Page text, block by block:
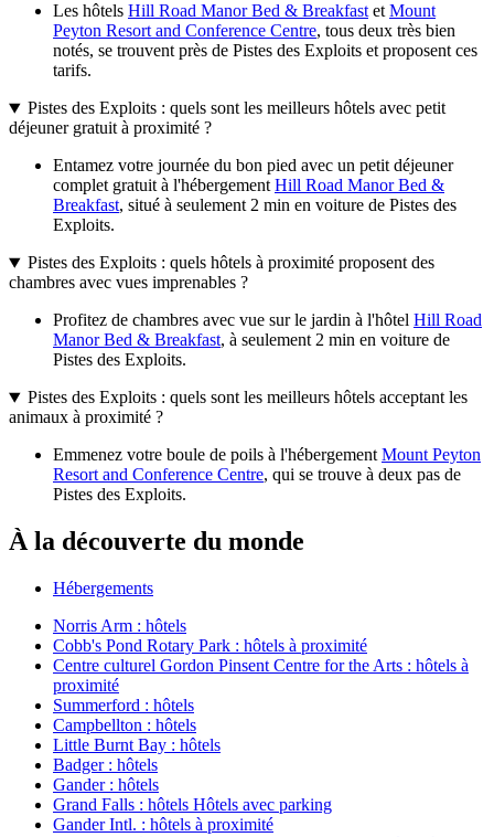
Les hôtels Hill Road Manor Bed & BreakfastetMount
Peyton Resort and Conference Centre, tous deux très bien
notés, se trouvent près de Pistes des Exploits et proposent ces
tarifs.
Pistes des Exploits : quels sont les meilleurs hôtels avec petit
déjeuner gratuit à proximité ?
Entamez votre journée du bon pied avec un petit déjeuner
complet gratuit à l'hébergementHill Road Manor Bed &
Breakfast, situé à seulement 2 min en voiture de Pistes des
Exploits.
Pistes des Exploits : quels hôtels à proximité proposent des
chambres avec vues imprenables ?
Profitez de chambres avec vue sur le jardin à l'hôtel Hill Road
Manor Bed & Breakfast, à seulement 2 min en voiture de
Pistes des Exploits.
Pistes des Exploits : quels sont les meilleurs hôtels acceptant les
animaux à proximité ?
Emmenez votre boule de poils à l'hébergementMount Peyton
Resort and Conference Centre, qui se trouve à deux pas de
Pistes des Exploits.
À la découverte du monde
Hébergements
Norris Arm : hôtels
Cobb's Pond Rotary Park : hôtels à proximité
Centre culturel Gordon Pinsent Centre for the Arts : hôtels à
proximité
Summerford : hôtels
Campbellton : hôtels
Little Burnt Bay : hôtels
Badger : hôtels
Gander : hôtels
Grand Falls : hôtels Hôtels avec parking
Gander Intl. : hôtels à proximité